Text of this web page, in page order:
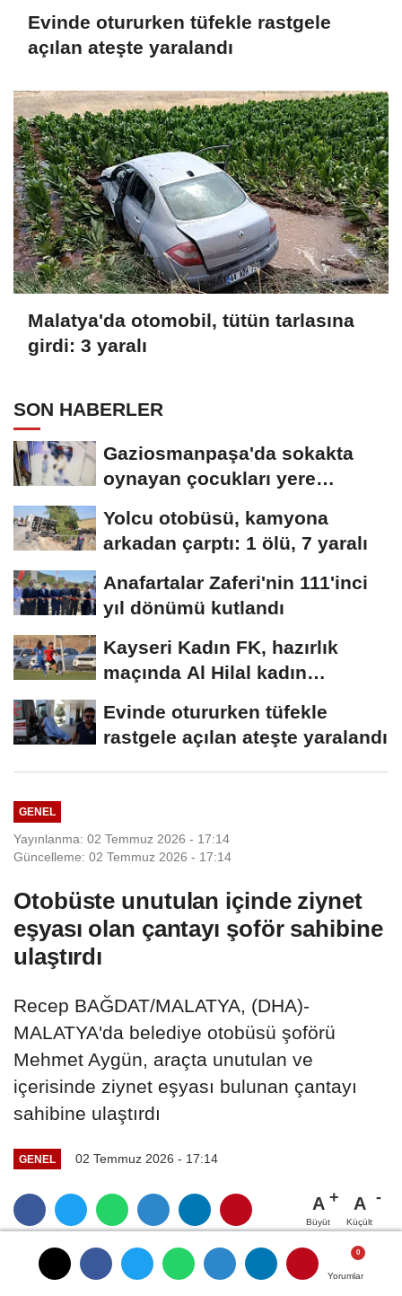
Yorumlar
Yorumlar
Yorumlar
Evinde otururken tüfekle rastgele
açılan ateşte yaralandı
Malatya'da otomobil, tütün tarlasına
girdi: 3 yaralı
SON HABERLER
Gaziosmanpaşa'da sokakta
oynayan çocukları yere
Yolcu otobüsü, kamyona
arkadan çarptı: 1 ölü, 7 yaralı
Anafartalar Zaferi'nin 111'inci
yıl dönümü kutlandı
Kayseri Kadın FK, hazırlık
maçında Al Hilal kadın
Evinde otururken tüfekle
rastgele açılan ateşte yaralandı
GENEL
Yayınlanma: 02 Temmuz 2026 - 17:14
Güncelleme: 02 Temmuz 2026 - 17:14
Otobüste unutulan içinde ziynet
eşyası olan çantayı şoför sahibine
ulaştırdı
Recep BAĞDAT/MALATYA, (DHA)-
MALATYA'da belediye otobüsü şoförü
Mehmet Aygün, araçta unutulan ve
içerisinde ziynet eşyası bulunan çantayı
sahibine ulaştırdı
GENEL 02 Temmuz 2026 - 17:14
Yorumlar
A
Büyüt
A
Küçült